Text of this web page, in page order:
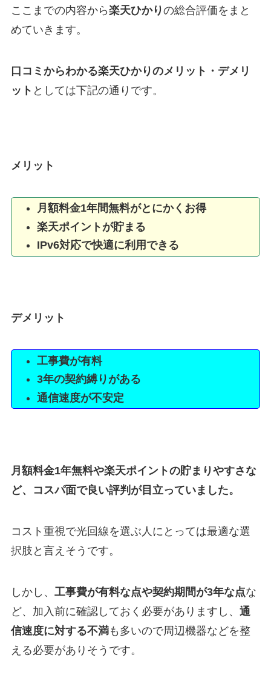
ここまでの内容から楽天ひかりの総合評価をまと
めていきます。
口コミからわかる楽天ひかりのメリット・デメリ
ット としては下記の通りです。
メリット
月額料金1年間無料がとにかくお得
楽天ポイントが貯まる
IPv6対応で快適に利用できる
デメリット
工事費が有料
3年の契約縛りがある
通信速度が不安定
月額料金1年無料や楽天ポイントの貯まりやすさな
ど、コスパ面で良い評判が目立っていました。
コスト重視で光回線を選ぶ人にとっては最適な選
択肢と言えそうです。
しかし、 工事費が有料な点や契約期間が3年な点な
ど、加入前に確認しておく必要がありますし、 通
信速度に対する不満も多いので周辺機器などを整
える必要がありそうです。